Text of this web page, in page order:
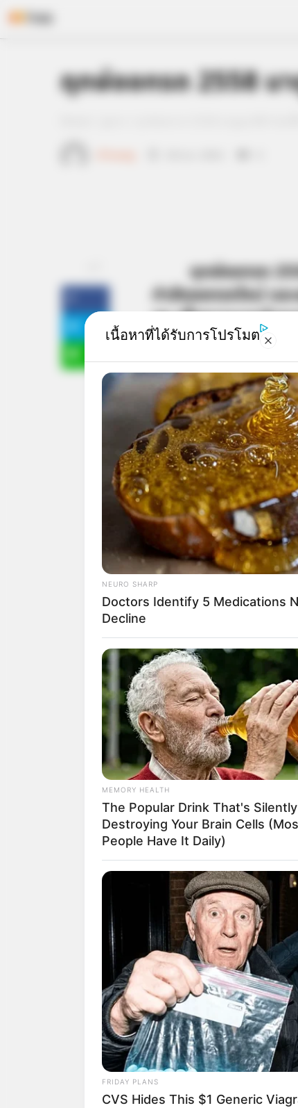
ฤกษ์ออกรถ 2558 ม
ฤกษ์ออกรถ
กำลังออกรถใหม่ แล
รถ เพื่อความแคล้วค
5 ประการ กันก่อนเลย
ดิถีมงคล 5 ประก
1.ดิถีออำมฤตโชค: เป็นดิถี
2.ดิถีมหาสิทธิโชค: เป็นดิถี
3.ดิถีสิทธิโชค
: เป็นดิถีสำห
4.ดิถีชัยโชค: เป็นดิถีสำหรั
5.ดิถีราชาโชค: ป็นดิถีสำหรั
ฤกษ์ออกรถ
วันพฤหัสบดีที่ 8 มกราคม พ.
วันอังคารที่ 13 มกราคม พ.
วันพุธที่ 14 มกราคม พ.ศ.
วันอาทิตย์ที่ 18 มกราคม พ
วันพุธที่ 21 มกราคม พ.ศ.
วันเสาร์ที่ 24 มกราคม พ.ศ.
วันอาทิตย์ที่ 25 มกราคม พ.
วันพฤหัสบดีที่ 29 มกราคม
วันศุกร์ที่ 30 มกราคม พ.ศ.
เนื้อหาที่ได้รับการโปรโมต
NEURO SHARP
Doctors Identify 5 Medications
Decline
MEMORY HEALTH
The Popular Drink That's Silently
Destroying Your Brain Cells
People Have It Daily)
FRIDAY PLANS
CVS Hides This $1 Generic